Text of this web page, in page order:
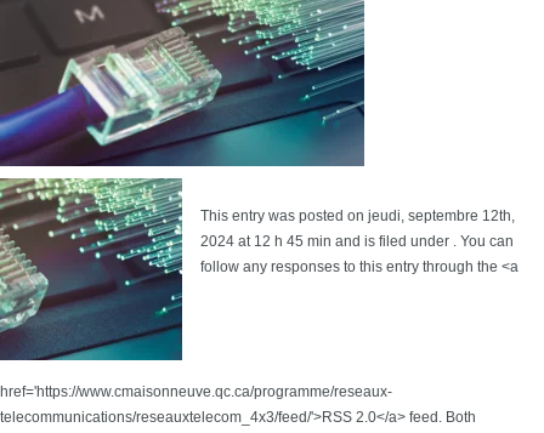
This entry was posted on jeudi, septembre 12th,
2024 at 12 h 45 min and is filed under . You can
follow any responses to this entry through the <a
href='https://www.cmaisonneuve.qc.ca/programme/reseaux-
telecommunications/reseauxtelecom_4x3/feed/'>RSS 2.0</a> feed. Both